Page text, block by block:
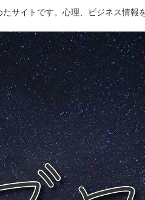
サイトです。心理、ビジネス情報